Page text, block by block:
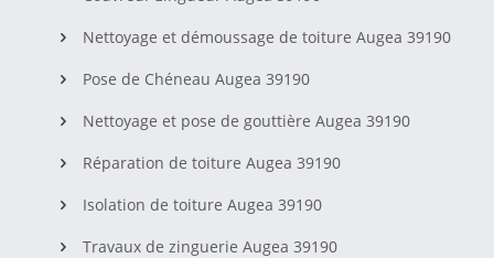
Nettoyage et démoussage de toiture Augea 39190
Pose de Chéneau Augea 39190
Nettoyage et pose de gouttière Augea 39190
Réparation de toiture Augea 39190
Isolation de toiture Augea 39190
Travaux de zinguerie Augea 39190